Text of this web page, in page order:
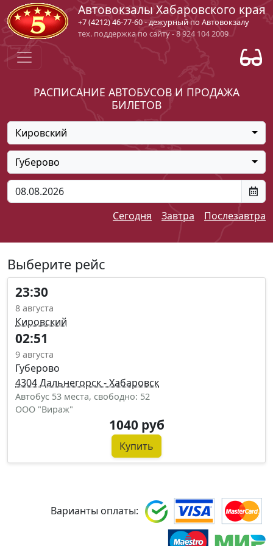
Автовокзалы Хабаровского края
+7 (4212) 46-77-60 - дежурный по Автовокзалу
тех. поддержка по сайту - 8 924 104 2009
РАСПИСАНИЕ АВТОБУСОВ И ПРОДАЖА
БИЛЕТОВ
Кировский
Губерово
Сегодня Завтра Послезавтра
Выберите рейс
23:30
8 августа
Кировский
02:51
9 августа
Губерово
4304 Дальнегорск - Хабаровск
Автобус 53 места, свободно: 52
ООО "Вираж"
1040 руб
Купить
Варианты оплаты: